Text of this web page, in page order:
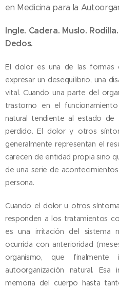
en Medicina para la
Ingle. Cadera. Muslo.
Dedos.
El dolor es una de las formas
expresar un desequilibrio, una
vital. Cuando una parte del
trastorno en el
natural tendiente al estado de
perdido. El dolor y otros
generalmente representan el
carecen de entidad propia sino
de una serie de
persona.
Cuando el dolor u otros
responden a los tratamientos
es una irritación del sistema
ocurrida con anterioridad
organismo, que
autoorganización natural.
memoria del cuerpo hasta